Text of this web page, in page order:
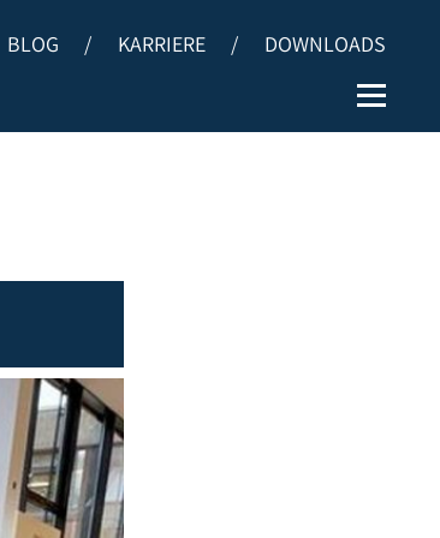
BLOG / KARRIERE / DOWNLOADS